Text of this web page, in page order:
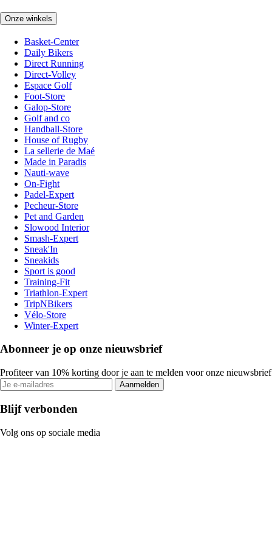
Onze winkels
Basket-Center
Daily Bikers
Direct Running
Direct-Volley
Espace Golf
Foot-Store
Galop-Store
Golf and co
Handball-Store
House of Rugby
La sellerie de Maé
Made in Paradis
Nauti-wave
On-Fight
Padel-Expert
Pecheur-Store
Pet and Garden
Slowood Interior
Smash-Expert
Sneak'In
Sneakids
Sport is good
Training-Fit
Triathlon-Expert
TripNBikers
Vélo-Store
Winter-Expert
Abonneer je op onze nieuwsbrief
Profiteer van 10% korting door je aan te melden voor onze nieuwsbrief
Aanmelden
Blijf verbonden
Volg ons op sociale media